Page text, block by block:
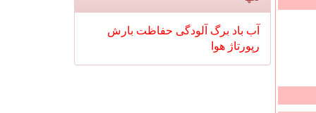
آب باد برگ آلودگی حفاظت بارش
رپورتاژ هوا